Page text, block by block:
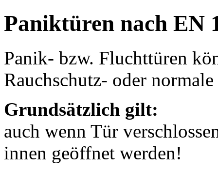
Paniktüren nach EN
Panik- bzw. Fluchttüren
Rauchschutz- oder
Grundsätzlich gilt:
auch wenn Tür
innen geöffnet werden!